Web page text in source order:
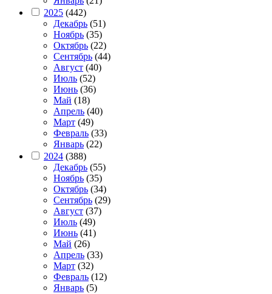
2025 (442)
Декабрь (51)
Ноябрь (35)
Октябрь (22)
Сентябрь (44)
Август (40)
Июль (52)
Июнь (36)
Май (18)
Апрель (40)
Март (49)
Февраль (33)
Январь (22)
2024 (388)
Декабрь (55)
Ноябрь (35)
Октябрь (34)
Сентябрь (29)
Август (37)
Июль (49)
Июнь (41)
Май (26)
Апрель (33)
Март (32)
Февраль (12)
Январь (5)